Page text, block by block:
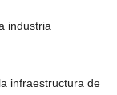
industria
infraestructura de